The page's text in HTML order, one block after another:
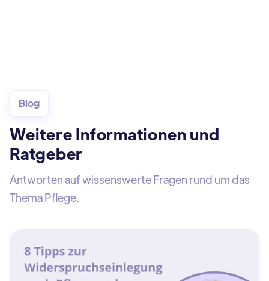
Blog
Weitere Informationen und
Ratgeber
Antworten auf wissenswerte Fragen rund um das
Thema Pflege.